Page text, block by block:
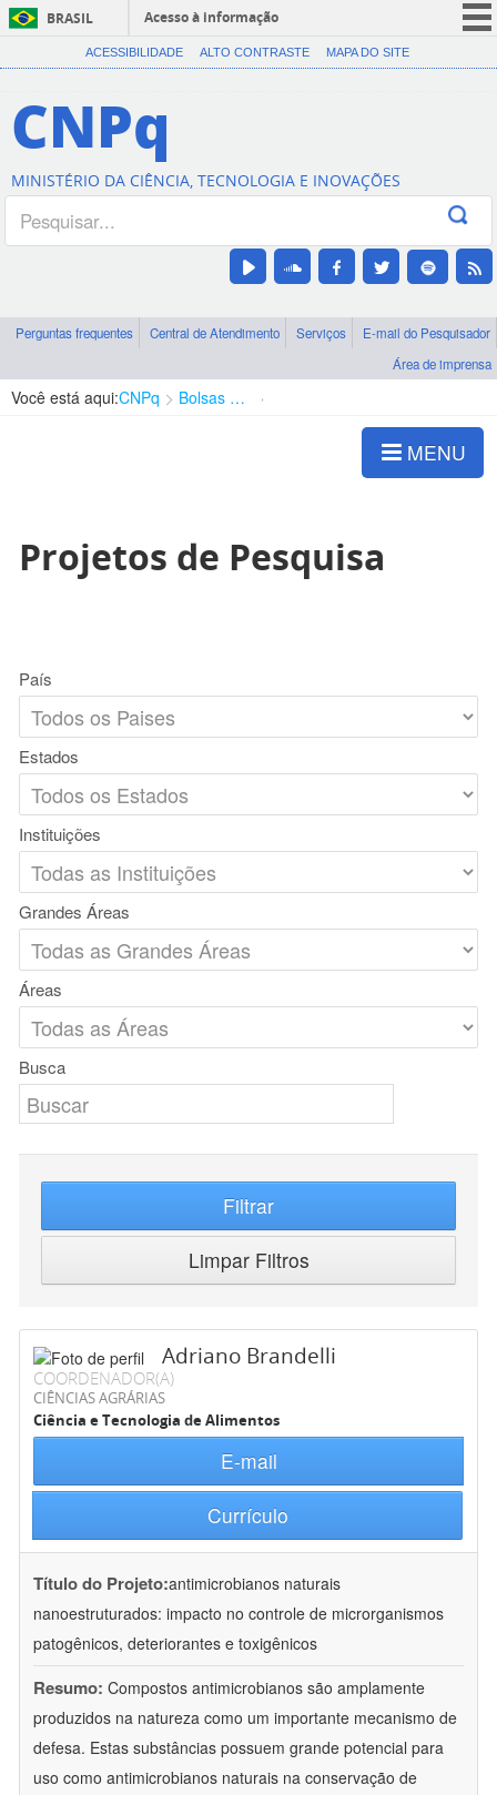
BRASIL
Acesso à informação
CORONAVÍRUS (COVID-19)
Canais
ACESSIBILIDADE ALTO CONTRASTE MAPA DO SITE
CNPq
MINISTÉRIO DA CIÊNCIA, TECNOLOGIA E INOVAÇÕES
Perguntas frequentes Central de Atendimento Serviços
E-mail do Pesquisador
Área de imprensa
Você está aqui:CNPq Bolsas e Auxílios Vigentes
MENU
Projetos de Pesquisa
País
Estados
Instituições
Grandes Áreas
Áreas
Busca
Filtrar
Limpar Filtros
Adriano Brandelli
COORDENADOR(A)
CIÊNCIAS AGRÁRIAS
Ciência e Tecnologia de Alimentos
E-mail
Currículo
Título do Projeto:antimicrobianos naturais
nanoestruturados: impacto no controle de microrganismos
patogênicos, deteriorantes e toxigênicos
Resumo: Compostos antimicrobianos são amplamente
produzidos na natureza como um importante mecanismo de
defesa. Estas substâncias possuem grande potencial para
uso como antimicrobianos naturais na conservação de